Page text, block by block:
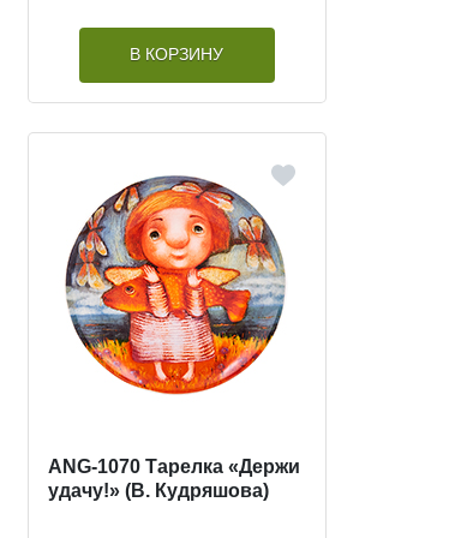
В КОРЗИНУ
ANG-1070 Тарелка «Держи
удачу!» (В. Кудряшова)